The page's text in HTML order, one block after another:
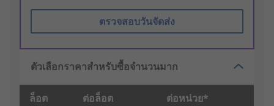
ตรวจสอบวันจัดส่ง
ตัวเลือกราคาสำหรับซื้อจำนวนมาก
ล็อต ต่อล็อต ต่อหน่วย*